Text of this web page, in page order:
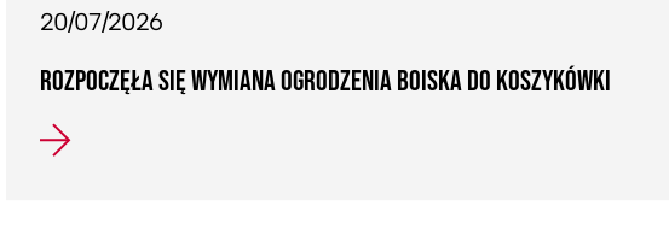
20/07/2026
ROZPOCZĘŁA SIĘ WYMIANA OGRODZENIA BOISKA DO KOSZYKÓWKI